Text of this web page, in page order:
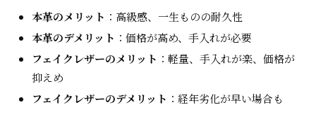
本革のメリット ：高級感、一生ものの耐久性
本革のデメリット ：価格が高め、手入れが必要
フェイクレザーのメリット ：軽量、手入れが楽、価格が
抑えめ
フェイクレザーのデメリット ：経年劣化が早い場合も